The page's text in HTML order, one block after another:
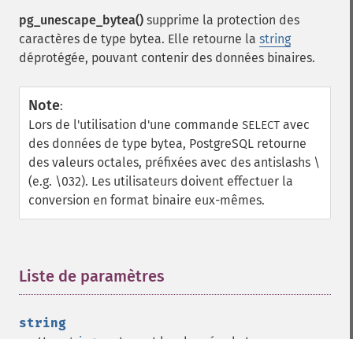
pg_unescape_bytea() supprime la protection des
caractères de type bytea. Elle retourne la string
déprotégée, pouvant contenir des données binaires.
Note:
Lors de l'utilisation d'une commande SELECT avec
des données de type bytea, PostgreSQL retourne
des valeurs octales, préfixées avec des antislashs \
(e.g. \032). Les utilisateurs doivent effectuer la
conversion en format binaire eux-mêmes.
Liste de paramètres
string